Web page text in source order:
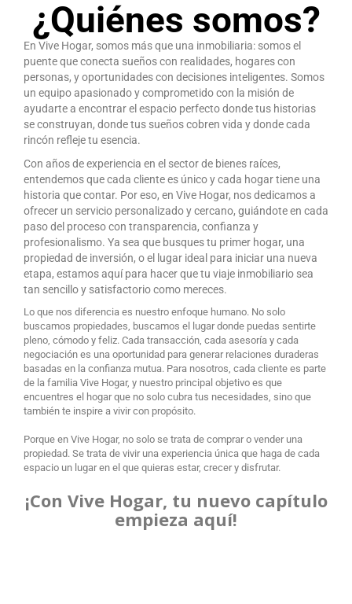
¿Quiénes somos?
En Vive Hogar, somos más que una inmobiliaria: somos el
puente que conecta sueños con realidades, hogares con
personas, y oportunidades con decisiones inteligentes. Somos
un equipo apasionado y comprometido con la misión de
ayudarte a encontrar el espacio perfecto donde tus historias
se construyan, donde tus sueños cobren vida y donde cada
rincón refleje tu esencia.
Con años de experiencia en el sector de bienes raíces,
entendemos que cada cliente es único y cada hogar tiene una
historia que contar. Por eso, en Vive Hogar, nos dedicamos a
ofrecer un servicio personalizado y cercano, guiándote en cada
paso del proceso con transparencia, confianza y
profesionalismo. Ya sea que busques tu primer hogar, una
propiedad de inversión, o el lugar ideal para iniciar una nueva
etapa, estamos aquí para hacer que tu viaje inmobiliario sea
tan sencillo y satisfactorio como mereces.
Lo que nos diferencia es nuestro enfoque humano. No solo
buscamos propiedades, buscamos el lugar donde puedas sentirte
pleno, cómodo y feliz. Cada transacción, cada asesoría y cada
negociación es una oportunidad para generar relaciones duraderas
basadas en la confianza mutua. Para nosotros, cada cliente es parte
de la familia Vive Hogar, y nuestro principal objetivo es que
encuentres el hogar que no solo cubra tus necesidades, sino que
también te inspire a vivir con propósito.
Porque en Vive Hogar, no solo se trata de comprar o vender una
propiedad. Se trata de vivir una experiencia única que haga de cada
espacio un lugar en el que quieras estar, crecer y disfrutar.
¡Con Vive Hogar, tu nuevo capítulo
empieza aquí!